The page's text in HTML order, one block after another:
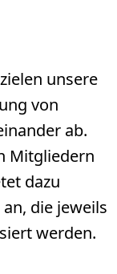
unsere
von
ab.
Mitgliedern
dazu
die jeweils
werden.